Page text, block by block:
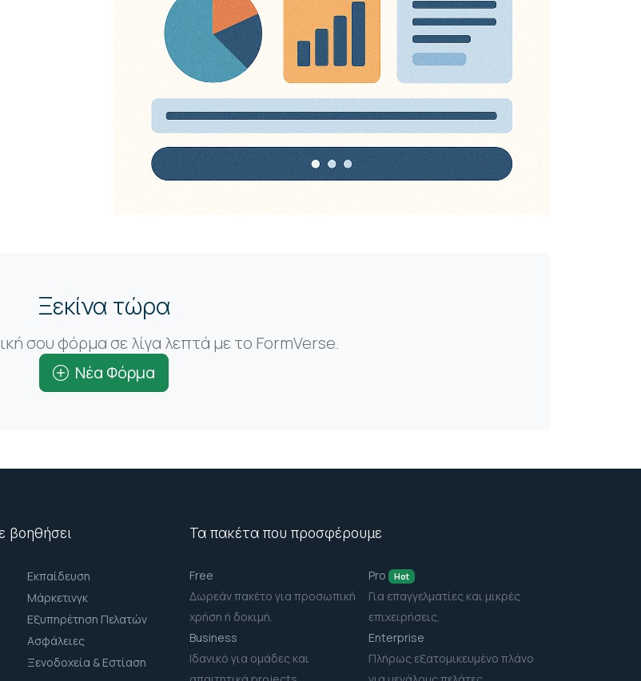
Ξεκίνα τώρα
σου φόρμα σε λίγα λεπτά με το FormVerse.
Νέα Φόρμα
βοηθήσει
Εκπαίδευση
Μάρκετινγκ
Εξυπηρέτηση Πελατών
Ασφάλειες
Ξενοδοχεία & Εστίαση
Τα πακέτα που προσφέρουμε
Free
Δωρεάν πακέτο για προσωπική
χρήση ή δοκιμή.
Pro Hot
Για επαγγελματίες και μικρές
επιχειρήσεις.
Business
Ιδανικό για ομάδες και
Enterprise
Πλήρως εξατομικευμένο πλάνο